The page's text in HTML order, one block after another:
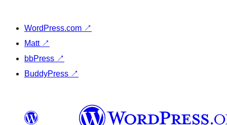
WordPress.com ↗
Matt ↗
bbPress ↗
BuddyPress ↗